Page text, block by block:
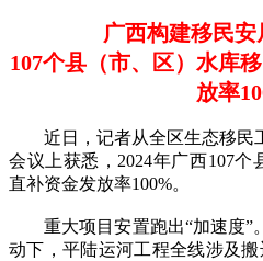
广西构建移民
107个县（市、区）水库
放率
近日，记者从全区生态移民
会议上获悉，2024年广西107
直补资金发放率100%。
重大项目安置跑出“加速度”
动下，平陆运河工程全线涉及